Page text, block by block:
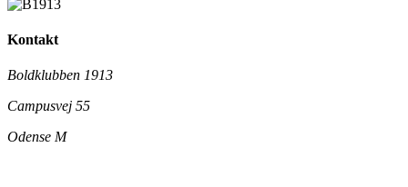
Kontakt
Boldklubben 1913
Campusvej 55
Odense M